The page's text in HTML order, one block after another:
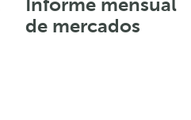
Informe mensual
de mercados